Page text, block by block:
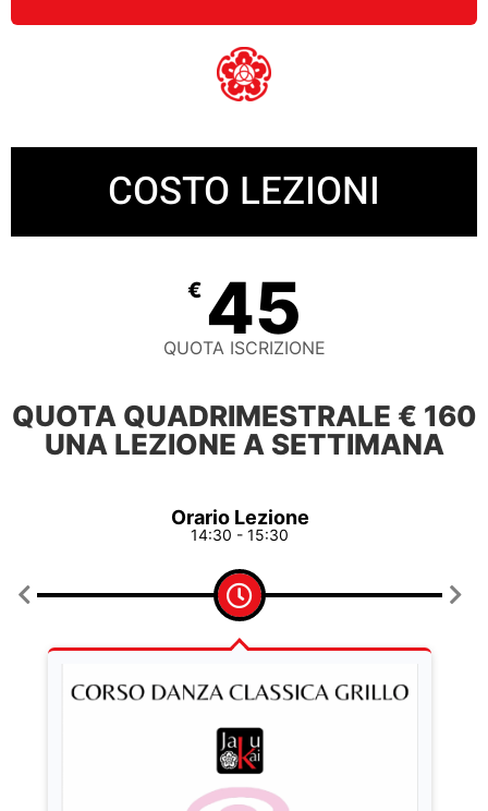
COSTO LEZIONI
€ 45
QUOTA ISCRIZIONE
QUOTA QUADRIMESTRALE € 160
UNA LEZIONE A SETTIMANA
Orario Lezione
14:30 - 15:30